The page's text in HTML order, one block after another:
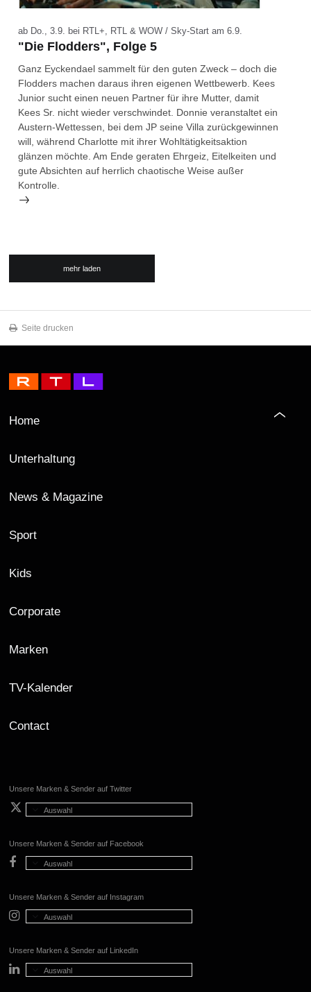
ab Do., 3.9. bei RTL+, RTL & WOW / Sky-Start am 6.9.
"Die Flodders", Folge 5
Ganz Eyckendael sammelt für den guten Zweck – doch die
Flodders machen daraus ihren eigenen Wettbewerb. Kees
Junior sucht einen neuen Partner für ihre Mutter, damit
Kees Sr. nicht wieder verschwindet. Donnie veranstaltet ein
Austern-Wettessen, bei dem JP seine Villa zurückgewinnen
will, während Charlotte mit ihrer Wohltätigkeitsaktion
glänzen möchte. Am Ende geraten Ehrgeiz, Eitelkeiten und
gute Absichten auf herrlich chaotische Weise außer
Kontrolle.
mehr laden
Seite drucken
Home
Unterhaltung
News & Magazine
Sport
Kids
Corporate
Marken
TV-Kalender
Contact
Unsere Marken & Sender auf Twitter
Auswahl
Unsere Marken & Sender auf Facebook
Auswahl
Unsere Marken & Sender auf Instagram
Auswahl
Unsere Marken & Sender auf LinkedIn
Auswahl